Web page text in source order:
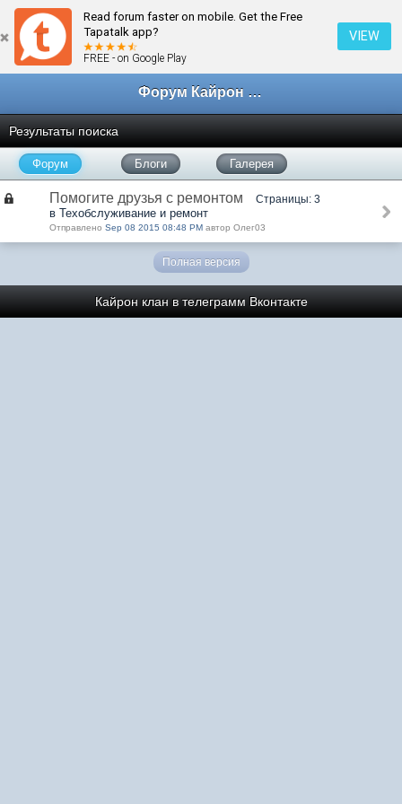
Read forum faster on mobile. Get the Free
Tapatalk app?
FREE - on Google Play
VIEW
Форум Кайрон клана
Результаты поиска
Форум Блоги Галерея
Помогите друзья с ремонтом Страницы: 3
в Техобслуживание и ремонт
Отправлено Sep 08 2015 08:48 PM автор Олег03
Полная версия
Кайрон клан в телеграмм Вконтакте